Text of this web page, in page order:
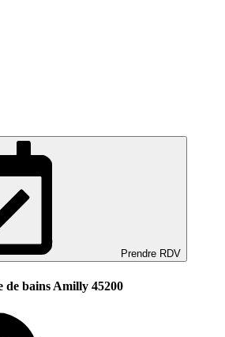
Prendre RDV
de bains Amilly 45200